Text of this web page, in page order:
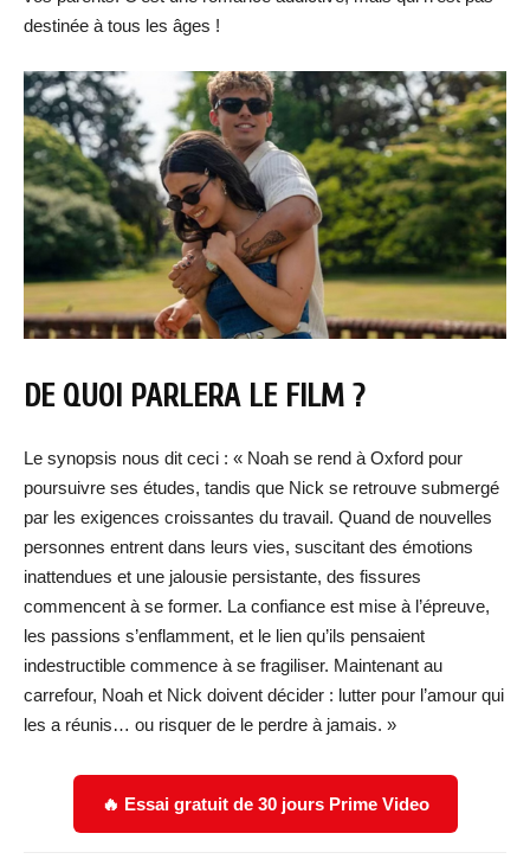
destinée à tous les âges !
DE QUOI PARLERA LE FILM ?
Le synopsis nous dit ceci : « Noah se rend à Oxford pour
poursuivre ses études, tandis que Nick se retrouve submergé
par les exigences croissantes du travail. Quand de nouvelles
personnes entrent dans leurs vies, suscitant des émotions
inattendues et une jalousie persistante, des fissures
commencent à se former. La confiance est mise à l’épreuve,
les passions s’enflamment, et le lien qu’ils pensaient
indestructible commence à se fragiliser. Maintenant au
carrefour, Noah et Nick doivent décider : lutter pour l’amour qui
les a réunis… ou risquer de le perdre à jamais. »
🔥 Essai gratuit de 30 jours Prime Video